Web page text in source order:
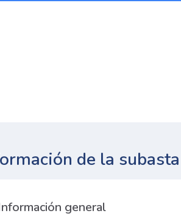
de la subasta
general